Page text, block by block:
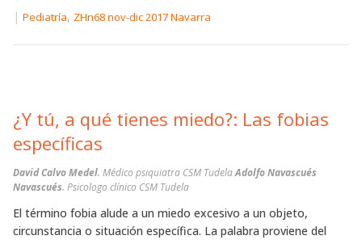
| Pediatría, ZHn68 nov-dic 2017 Navarra
¿Y tú, a qué tienes miedo?: Las fobias
específicas
David Calvo Medel. Médico psiquiatra CSM TudelaAdolfo Navascués
Navascués. Psicologo clínico CSM Tudela
El término fobia alude a un miedo excesivo a un objeto,
circunstancia o situación específica. La palabra proviene del